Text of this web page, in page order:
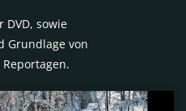
sowie
Grundlage von